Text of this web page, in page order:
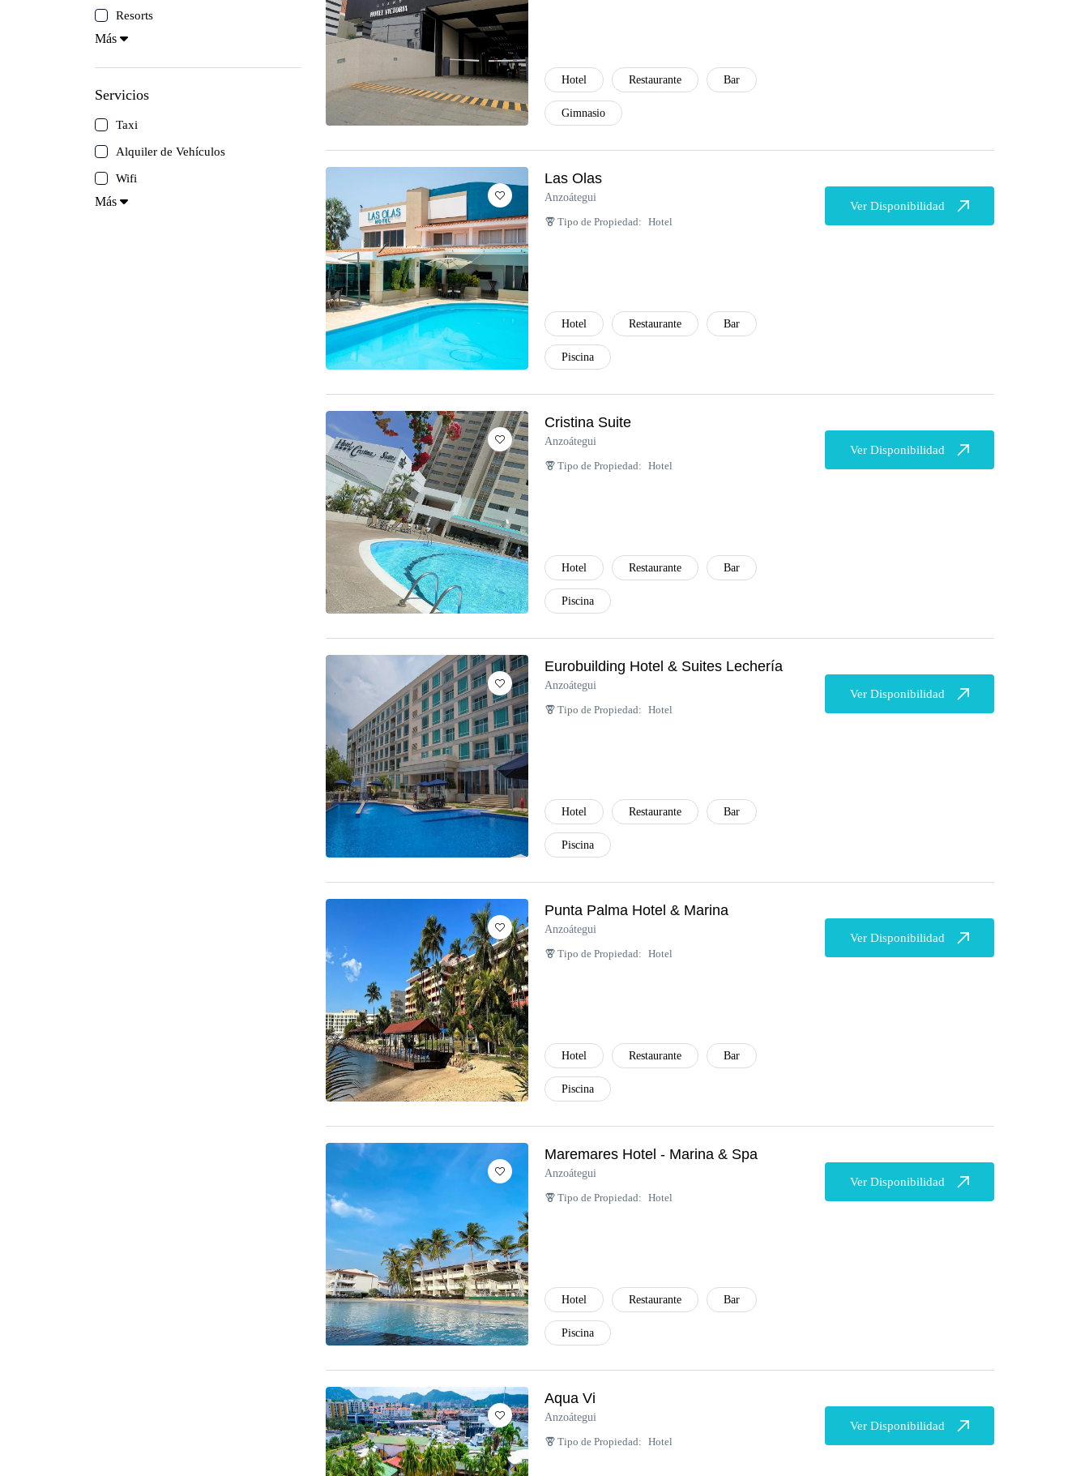
Colonia Tovar
Resorts
Más
Servicios
Taxi
Alquiler de Vehículos
Wifi
Más
Hotel Restaurante Bar
Gimnasio
Las Olas
Anzoátegui
Tipo de Propiedad: Hotel
Hotel Restaurante Bar
Piscina
Ver Disponibilidad
Cristina Suite
Anzoátegui
Tipo de Propiedad: Hotel
Hotel Restaurante Bar
Piscina
Ver Disponibilidad
Eurobuilding Hotel & Suites Lechería
Anzoátegui
Tipo de Propiedad: Hotel
Hotel Restaurante Bar
Piscina
Ver Disponibilidad
Punta Palma Hotel & Marina
Anzoátegui
Tipo de Propiedad: Hotel
Hotel Restaurante Bar
Piscina
Ver Disponibilidad
Maremares Hotel - Marina & Spa
Anzoátegui
Tipo de Propiedad: Hotel
Hotel Restaurante Bar
Piscina
Ver Disponibilidad
Aqua Vi
Anzoátegui
Tipo de Propiedad: Hotel
Ver Disponibilidad